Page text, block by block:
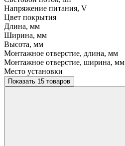
Напряжение питания, V
Цвет покрытия
Длина, мм
Ширина, мм
Высота, мм
Монтажное отверстие, длина, мм
Монтажное отверстие, ширина, мм
Место установки
Показать 15 товаров